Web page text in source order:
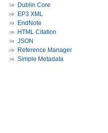
Dublin Core
EP3 XML
EndNote
HTML Citation
JSON
Reference Manager
Simple Metadata